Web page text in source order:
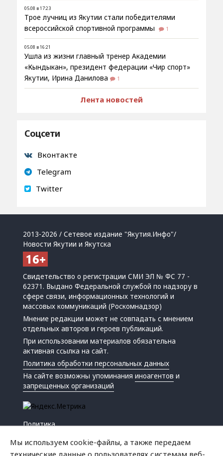
05.08 в 17:23
Трое лучниц из Якутии стали победителями
всероссийской спортивной программы
1
05.08 в 16:21
Ушла из жизни главный тренер Академии
«Кындыкан», президент федерации «Чир спорт»
Якутии, Ирина Данилова
1
Лента новостей
Соцсети
Вконтакте
Telegram
Twitter
2013-2026 / Сетевое издание "Якутия.Инфо"/
Новости Якутии и Якутска
Свидетельство о регистрации СМИ ЭЛ № ФС 77 -
62371. Выдано Федеральной службой по надзору в
сфере связи, информационных технологий и
массовых коммуникаций (Роскомнадзор)
Мнение редакции может не совпадать с мнением
отдельных авторов и героев публикаций.
При использовании материалов обязательна
активная ссылка на сайт.
Политика обработки персональных данных
На сайте возможны упоминанияиноагентов и
запрещенных организаций
Политика
Мы используем cookie-файлы, а также передаем
технические данные о пользователях системам веб-